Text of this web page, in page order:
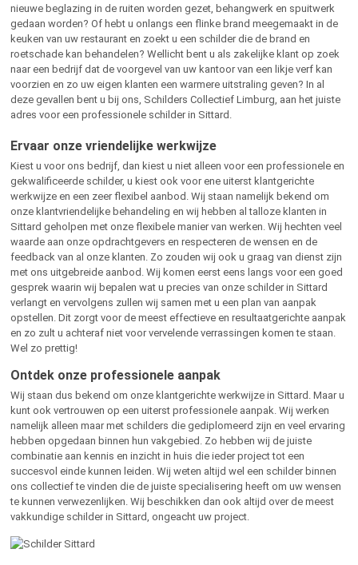
nieuwe beglazing in de ruiten worden gezet, behangwerk en spuitwerk
gedaan worden? Of hebt u onlangs een flinke brand meegemaakt in de
keuken van uw restaurant en zoekt u een schilder die de brand en
roetschade kan behandelen? Wellicht bent u als zakelijke klant op zoek
naar een bedrijf dat de voorgevel van uw kantoor van een likje verf kan
voorzien en zo uw eigen klanten een warmere uitstraling geven? In al
deze gevallen bent u bij ons, Schilders Collectief Limburg, aan het juiste
adres voor een professionele schilder in Sittard.
Ervaar onze vriendelijke werkwijze
Kiest u voor ons bedrijf, dan kiest u niet alleen voor een professionele en
gekwalificeerde schilder, u kiest ook voor ene uiterst klantgerichte
werkwijze en een zeer flexibel aanbod. Wij staan namelijk bekend om
onze klantvriendelijke behandeling en wij hebben al talloze klanten in
Sittard geholpen met onze flexibele manier van werken. Wij hechten veel
waarde aan onze opdrachtgevers en respecteren de wensen en de
feedback van al onze klanten. Zo zouden wij ook u graag van dienst zijn
met ons uitgebreide aanbod. Wij komen eerst eens langs voor een goed
gesprek waarin wij bepalen wat u precies van onze schilder in Sittard
verlangt en vervolgens zullen wij samen met u een plan van aanpak
opstellen. Dit zorgt voor de meest effectieve en resultaatgerichte aanpak
en zo zult u achteraf niet voor vervelende verrassingen komen te staan.
Wel zo prettig!
Ontdek onze professionele aanpak
Wij staan dus bekend om onze klantgerichte werkwijze in Sittard. Maar u
kunt ook vertrouwen op een uiterst professionele aanpak. Wij werken
namelijk alleen maar met schilders die gediplomeerd zijn en veel ervaring
hebben opgedaan binnen hun vakgebied. Zo hebben wij de juiste
combinatie aan kennis en inzicht in huis die ieder project tot een
succesvol einde kunnen leiden. Wij weten altijd wel een schilder binnen
ons collectief te vinden die de juiste specialisering heeft om uw wensen
te kunnen verwezenlijken. Wij beschikken dan ook altijd over de meest
vakkundige schilder in Sittard, ongeacht uw project.